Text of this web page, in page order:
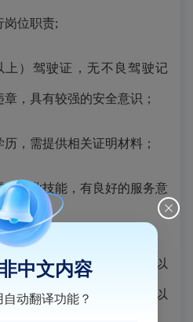
岗位职责;
上）驾驶证 ，无不良驾驶记
章，具有较强的安全意识；
历 ，需提供相关证明材料；
的专业技能，有良好的服务意
（1970年1月1日之后出生）以
1975年1月1日之后出生）以
中文内容
自动翻译功能？